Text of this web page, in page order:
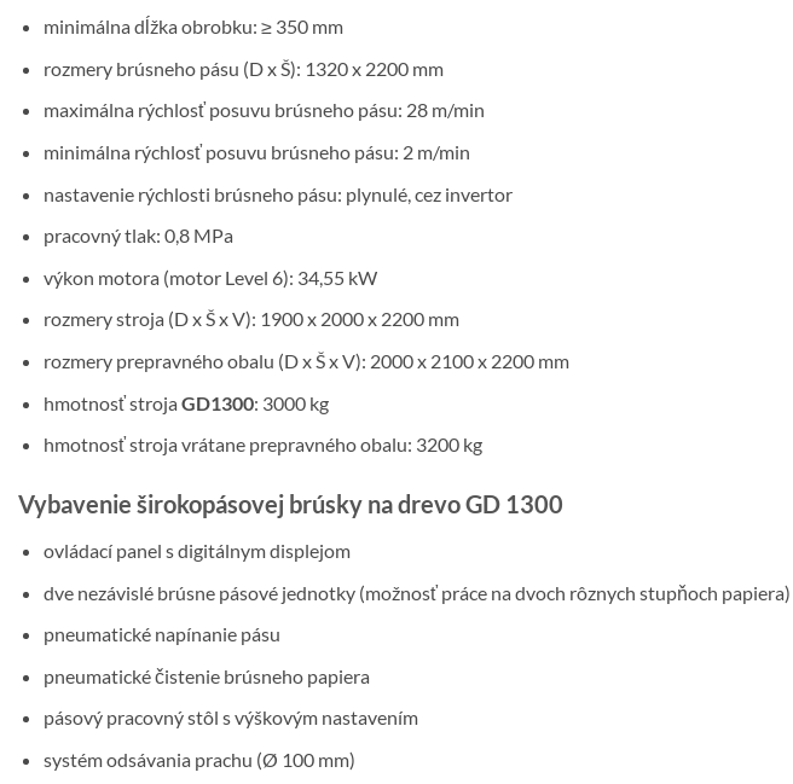
minimálna dĺžka obrobku: ≥ 350 mm
rozmery brúsneho pásu (D x Š): 1320 x 2200 mm
maximálna rýchlosť posuvu brúsneho pásu: 28 m/min
minimálna rýchlosť posuvu brúsneho pásu: 2 m/min
nastavenie rýchlosti brúsneho pásu: plynulé, cez invertor
pracovný tlak: 0,8 MPa
výkon motora (motor Level 6): 34,55 kW
rozmery stroja (D x Š x V): 1900 x 2000 x 2200 mm
rozmery prepravného obalu (D x Š x V): 2000 x 2100 x 2200 mm
hmotnosť stroja GD1300: 3000 kg
hmotnosť stroja vrátane prepravného obalu: 3200 kg
Vybavenie širokopásovej brúsky na drevo GD 1300
ovládací panel s digitálnym displejom
dve nezávislé brúsne pásové jednotky (možnosť práce na dvoch rôznych stupňoch papiera)
pneumatické napínanie pásu
pneumatické čistenie brúsneho papiera
pásový pracovný stôl s výškovým nastavením
systém odsávania prachu (Ø 100 mm)